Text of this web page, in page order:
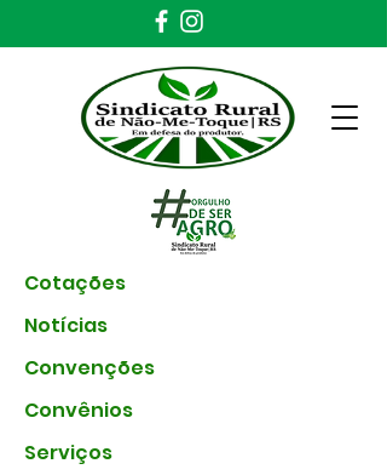
Cotações
Notícias
Convenções
Convênios
Serviços